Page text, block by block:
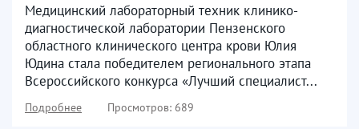
Медицинский лабораторный техник клинико-
диагностической лаборатории Пензенского
областного клинического центра крови Юлия
Юдина стала победителем регионального этапа
Всероссийского конкурса «Лучший специалист...
Подробнее Просмотров: 689